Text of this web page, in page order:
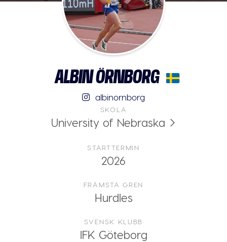
ALBIN ÖRNBORG
albinornborg
SKOLA
University of Nebraska
STARTTERMIN
2026
FRÄMSTA GREN
Hurdles
SVENSK KLUBB
IFK Göteborg